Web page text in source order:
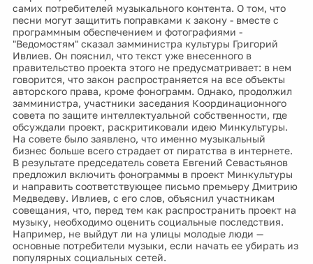
самих потребителей музыкального контента. О том, что
песни могут защитить поправками к закону - вместе с
программным обеспечением и фотографиями -
"Ведомостям" сказал замминистра культуры Григорий
Ивлиев. Он пояснил, что текст уже внесенного в
правительство проекта этого не предусматривает: в нем
говорится, что закон распространяется на все объекты
авторского права, кроме фонограмм. Однако, продолжил
замминистра, участники заседания Координационного
совета по защите интеллектуальной собственности, где
обсуждали проект, раскритиковали идею Минкультуры.
На совете было заявлено, что именно музыкальный
бизнес больше всего страдает от пиратства в интернете.
В результате председатель совета Евгений Севастьянов
предложил включить фонограммы в проект Минкультуры
и направить соответствующее письмо премьеру Дмитрию
Медведеву. Ивлиев, с его слов, объяснил участникам
совещания, что, перед тем как распространить проект на
музыку, необходимо оценить социальные последствия.
Например, не выйдут ли на улицы молодые люди —
основные потребители музыки, если начать ее убирать из
популярных социальных сетей.